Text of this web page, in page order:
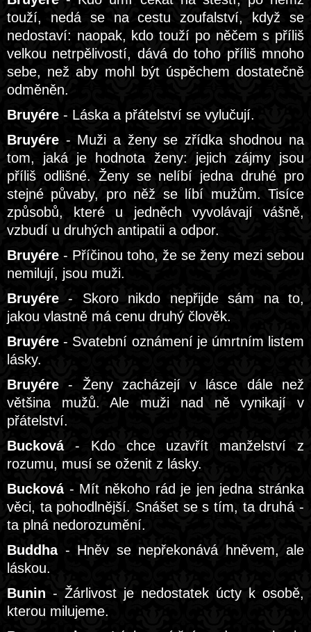
touží, nedá se na cestu zoufalství, když se
nedostaví: naopak, kdo touží po něčem s příliš
velkou netrpělivostí, dává do toho příliš mnoho
sebe, než aby mohl být úspěchem dostatečně
odměněn.
Bruyére - Láska a přátelství se vylučují.
Bruyére - Muži a ženy se zřídka shodnou na
tom, jaká je hodnota ženy: jejich zájmy jsou
příliš odlišné. Ženy se nelíbí jedna druhé pro
stejné půvaby, pro něž se líbí mužům. Tisíce
způsobů, které u jedněch vyvolávají vášně,
vzbudí u druhých antipatii a odpor.
Bruyére - Příčinou toho, že se ženy mezi sebou
nemilují, jsou muži.
Bruyére - Skoro nikdo nepřijde sám na to,
jakou vlastně má cenu druhý člověk.
Bruyére - Svatební oznámení je úmrtním listem
lásky.
Bruyére - Ženy zacházejí v lásce dále než
většina mužů. Ale muži nad ně vynikají v
přátelství.
Bucková- Kdo chce uzavřít manželství z
rozumu, musí se oženit z lásky.
Bucková- Mít někoho rád je jen jedna stránka
věci, ta pohodlnější. Snášet se s tím, ta druhá -
ta plná nedorozumění.
Buddha- Hněv se nepřekonává hněvem, ale
láskou.
Bunin - Žárlivost je nedostatek úcty k osobě,
kterou milujeme.